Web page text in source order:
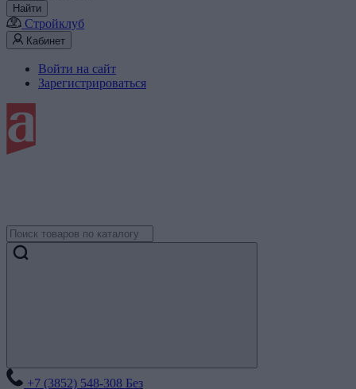
Найти
Стройклуб
Кабинет
Войти на сайт
Зарегистрироваться
+7 (3852) 548-308 Без